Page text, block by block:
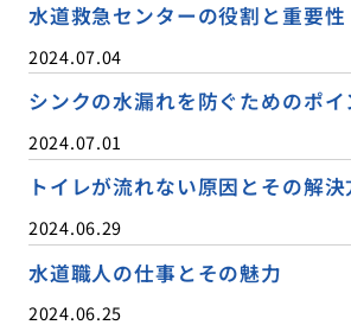
水道救急センターの役割と重要性
2024.07.04
シンクの水漏れを防ぐためのポイ
2024.07.01
トイレが流れない原因とその解決
2024.06.29
水道職人の仕事とその魅力
2024.06.25